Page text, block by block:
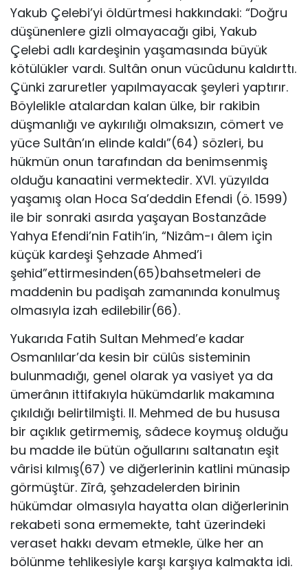
Yakub Çelebi’yi öldürtmesi hakkındaki: “Doğru
düşünenlere gizli olmayacağı gibi, Yakub
Çelebi adlı kardeşinin yaşamasında büyük
kötülükler vardı. Sultân onun vücûdunu kaldırttı.
Çünki zaruretler yapılmayacak şeyleri yaptırır.
Böylelikle atalardan kalan ülke, bir rakibin
düşmanlığı ve aykırılığı olmaksızın, cömert ve
yüce Sultân’ın elinde kaldı”(64) sözleri, bu
hükmün onun tarafından da benimsenmiş
olduğu kanaatini vermektedir. XVI. yüzyılda
yaşamış olan Hoca Sa’deddin Efendi (ö. 1599)
ile bir sonraki asırda yaşayan Bostanzâde
Yahya Efendi’nin Fatih’in, “Nizâm-ı âlem için
küçük kardeşi Şehzade Ahmed’i
şehid”ettirmesinden(65)bahsetmeleri de
maddenin bu padişah zamanında konulmuş
olmasıyla izah edilebilir(66).
Yukarıda Fatih Sultan Mehmed’e kadar
Osmanlılar’da kesin bir cülûs sisteminin
bulunmadığı, genel olarak ya vasiyet ya da
ümerânın ittifakıyla hükümdarlık makamına
çıkıldığı belirtilmişti. II. Mehmed de bu hususa
bir açıklık getirmemiş, sâdece koymuş olduğu
bu madde ile bütün oğullarını saltanatın eşit
vârisi kılmış(67) ve diğerlerinin katlini münasip
görmüştür. Zîrâ, şehzadelerden birinin
hükümdar olmasıyla hayatta olan diğerlerinin
rekabeti sona ermemekte, taht üzerindeki
veraset hakkı devam etmekle, ülke her an
bölünme tehlikesiyle karşı karşıya kalmakta idi.